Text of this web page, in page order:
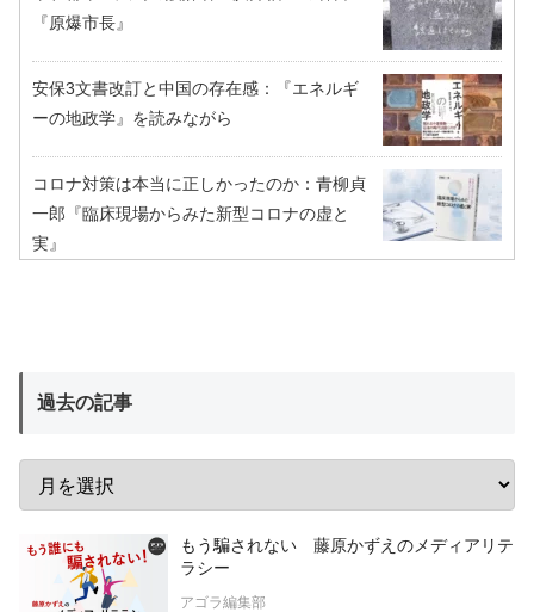
『原爆市長』
安保3文書改訂と中国の存在感：『エネルギ
ーの地政学』を読みながら
コロナ対策は本当に正しかったのか：青柳貞
一郎『臨床現場からみた新型コロナの虚と
実』
過去の記事
もう騙されない 藤原かずえのメディアリテ
ラシー
アゴラ編集部